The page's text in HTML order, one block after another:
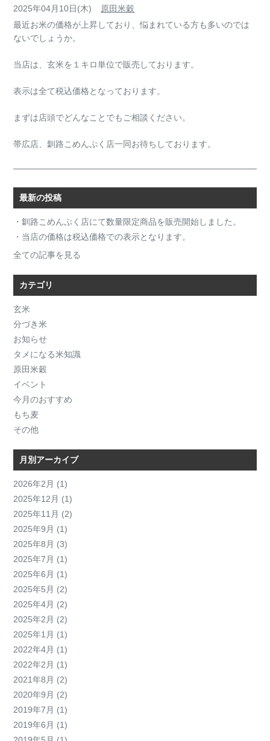
2025年04月10日(木)
原田米穀
最近お米の価格が上昇しており、悩まれている方も多いのでは
ないでしょうか。
当店は、玄米を１キロ単位で販売しております。
表示は全て税込価格となっております。
まずは店頭でどんなことでもご相談ください。
帯広店、釧路こめんぷく店一同お待ちしております。
最新の投稿
・釧路こめんぷく店にて数量限定商品を販売開始しました。
・当店の価格は税込価格での表示となります。
全ての記事を見る
カテゴリ
玄米
分づき米
お知らせ
タメになる米知識
原田米穀
イベント
今月のおすすめ
もち麦
その他
月別アーカイブ
2026年2月 (1)
2025年12月 (1)
2025年11月 (2)
2025年9月 (1)
2025年8月 (3)
2025年7月 (1)
2025年6月 (1)
2025年5月 (2)
2025年4月 (2)
2025年2月 (2)
2025年1月 (1)
2022年4月 (1)
2022年2月 (1)
2021年8月 (2)
2020年9月 (2)
2019年7月 (1)
2019年6月 (1)